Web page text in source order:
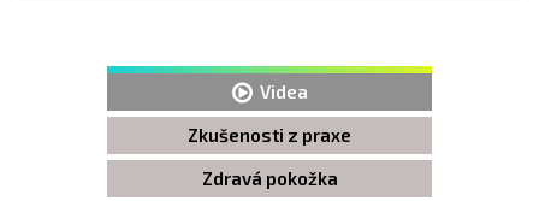
Videa
Zkušenosti z praxe
Zdravá pokožka